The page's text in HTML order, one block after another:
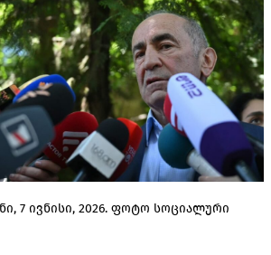
7 ივნისი, 2026. ფოტო სოციალური